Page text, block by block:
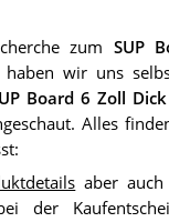
zum SUP
haben wir uns
Board 6 Zoll
Alles
aber auch
der